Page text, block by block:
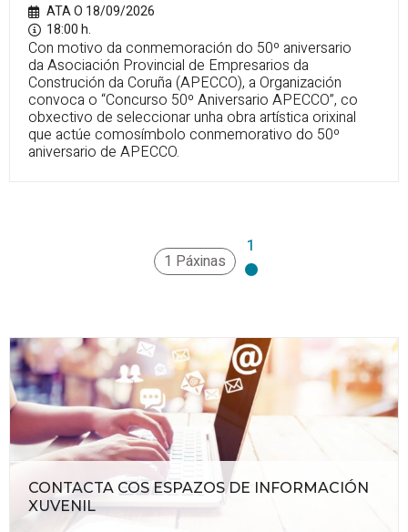
ATA O 18/09/2026
18:00 h.
Con motivo da conmemoración do 50º aniversario
da Asociación Provincial de Empresarios da
Construción da Coruña (APECCO), a Organización
convoca o “Concurso 50º Aniversario APECCO”, co
obxectivo de seleccionar unha obra artística orixinal
que actúe comosímbolo conmemorativo do 50º
aniversario de APECCO.
1 Páxinas
1
CONTACTA COS ESPAZOS DE INFORMACIÓN
XUVENIL